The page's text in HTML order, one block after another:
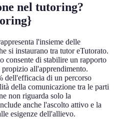
nel tutoring?
l'insieme delle
si instaurano tra tutor eTutorato.
consente di stabilire un rapporto
all'apprendimento.
dell'efficacia di un percorso
della comunicazione tra le parti
non riguarda solo la
anche l'ascolto attivo e la
esigenze dell'allievo.